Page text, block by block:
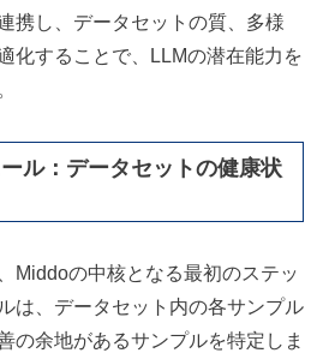
携し、データセットの質、多様
化することで、LLMの潜在能力を
ル：データセットの健康状
Middoの中核となる最初のステッ
は、データセット内の各サンプル
の余地があるサンプルを特定しま